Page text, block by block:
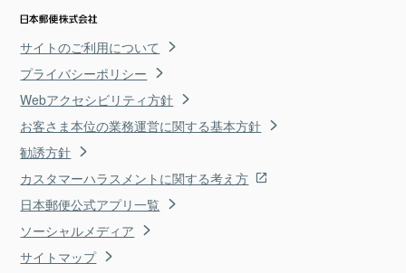
サイトのご利用について
プライバシーポリシー
Webアクセシビリティ方針
お客さま本位の業務運営に関する基本方針
勧誘方針
カスタマーハラスメントに関する考え方
日本郵便公式アプリ一覧
ソーシャルメディア
サイトマップ